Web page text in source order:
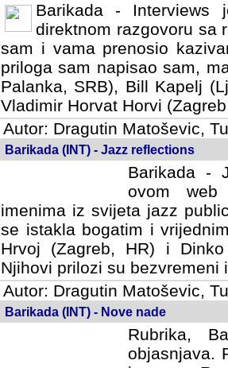
Barikada -
direktnom razgovoru sa
sam i vama prenosio
priloga sam napisao sam,
Palanka, SRB), Bill Kapelj
Vladimir Horvat Horvi
Autor: Dragutin Matoševic,
Barikada (INT) - Jazz reflections
Barikada -
ovom web
imenima iz svijeta jazz
se istakla bogatim i
Hrvoj (Zagreb, HR) i
Njihovi prilozi su bezvremeni
Autor: Dragutin Matoševic,
Barikada (INT) - Nove nade
Rubrika,
objasnjava.